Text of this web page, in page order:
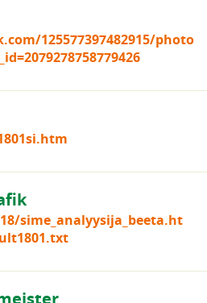
125577397482915/photo
sime_analyysija_beeta.ht